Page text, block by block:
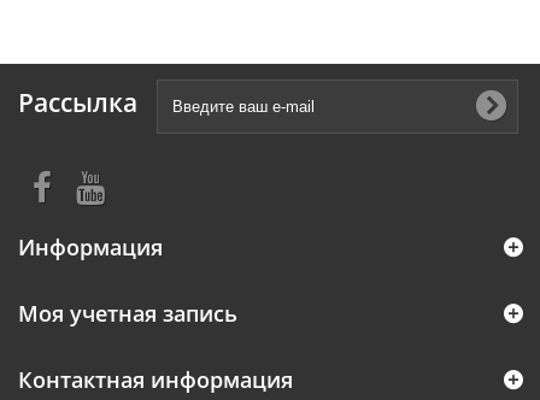
Рассылка
Информация
Моя учетная запись
Контактная информация